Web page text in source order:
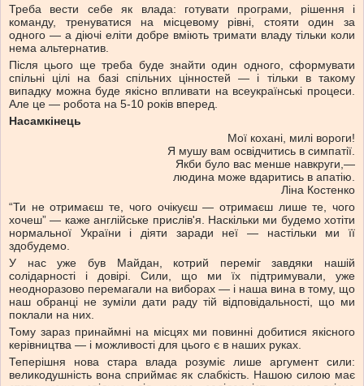
Треба вести себе як влада: готувати програми, рішення і
команду, тренуватися на місцевому рівні, стояти один за
одного — а діючі еліти добре вміють тримати владу тільки коли
нема альтернатив.
Після цього ще треба буде знайти один одного, сформувати
спільні цілі на базі спільних цінностей — і тільки в такому
випадку можна буде якісно впливати на всеукраїнські процеси.
Але це — робота на 5-10 років вперед.
Насамкінець
Мої кохані, милі вороги!
Я мушу вам освідчитись в симпатії.
Якби було вас менше навкруги,—
людина може вдаритись в апатію.
Ліна Костенко
“Ти не отримаєш те, чого очікуєш — отримаєш лише те, чого
хочеш” — каже англійське прислів'я. Наскільки ми будемо хотіти
нормальної України і діяти заради неї — настільки ми її
здобудемо.
У нас уже був Майдан, котрий переміг завдяки нашій
солідарності і довірі. Сили, що ми їх підтримували, уже
неодноразово перемагали на виборах — і наша вина в тому, що
наш обранці не зуміли дати раду тій відповідальності, що ми
поклали на них.
Тому зараз принаймні на місцях ми повинні добитися якісного
керівництва — і можливості для цього є в наших руках.
Теперішня нова стара влада розуміє лише аргумент сили:
великодушність вона сприймає як слабкість. Нашою силою має